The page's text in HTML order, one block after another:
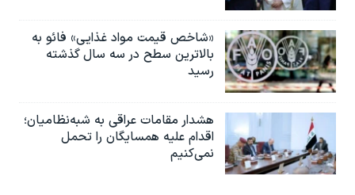
«شاخص قیمت مواد غذایی» فائو به
بالاترین سطح در سه سال گذشته
رسید
هشدار مقامات عراقی به شبه‌نظامیان؛
اقدام علیه همسایگان را تحمل
نمی‌کنیم